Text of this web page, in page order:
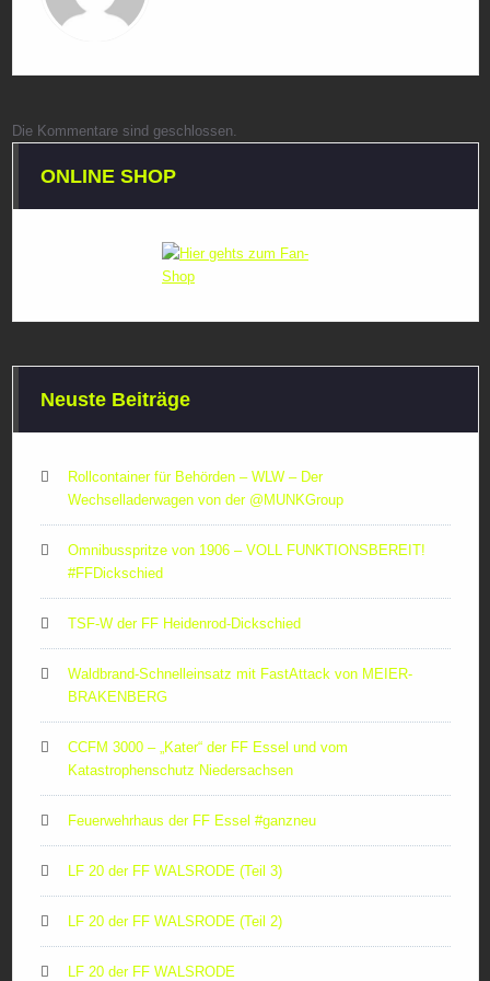
Die Kommentare sind geschlossen.
ONLINE SHOP
Neuste Beiträge
Rollcontainer für Behörden – WLW – Der
Wechselladerwagen von der ‪@MUNKGroup‬
Omnibusspritze von 1906 – VOLL FUNKTIONSBEREIT!
#FFDickschied
TSF-W der FF Heidenrod-Dickschied
Waldbrand-Schnelleinsatz mit FastAttack von MEIER-
BRAKENBERG
CCFM 3000 – „Kater“ der FF Essel und vom
Katastrophenschutz Niedersachsen
Feuerwehrhaus der FF Essel #ganzneu
LF 20 der FF WALSRODE (Teil 3)
LF 20 der FF WALSRODE (Teil 2)
LF 20 der FF WALSRODE